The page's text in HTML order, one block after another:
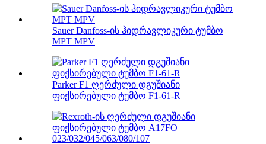
Sauer Danfoss-ის ჰიდრავლიკური ტუმბო
MPT MPV
Parker F1 ღერძული დგუშიანი
ფიქსირებული ტუმბო F1-61-R